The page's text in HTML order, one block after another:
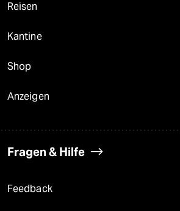
Reisen
Kantine
Shop
Anzeigen
Fragen & Hilfe
Feedback